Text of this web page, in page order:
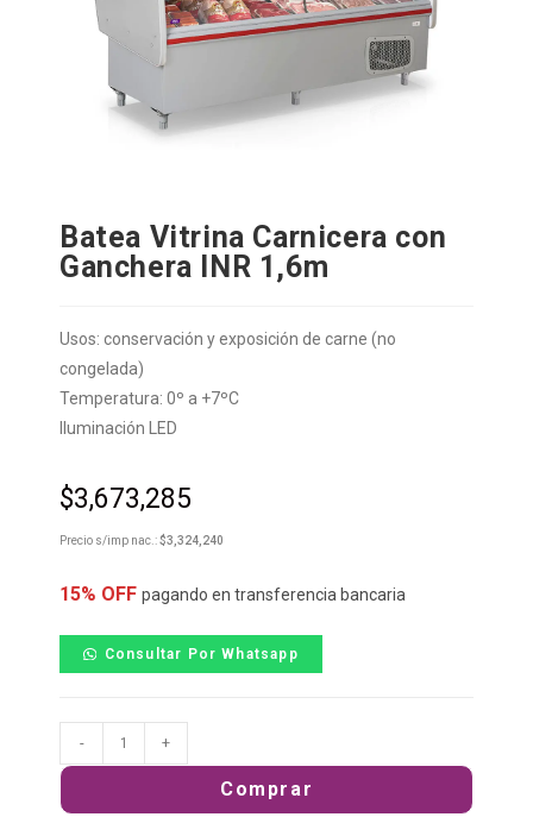
Batea Vitrina Carnicera con
Ganchera INR 1,6m
Usos: conservación y exposición de carne (no
congelada)
Temperatura: 0º a +7ºC
Iluminación LED
$3,673,285
Precio s/imp nac.:$3,324,240
15% OFF pagando en transferencia bancaria
Consultar Por Whatsapp
- +
Comprar